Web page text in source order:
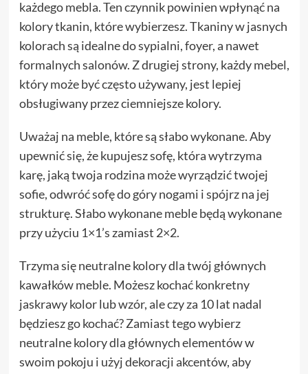
każdego mebla. Ten czynnik powinien wpłynąć na
kolory tkanin, które wybierzesz. Tkaniny w jasnych
kolorach są idealne do sypialni, foyer, a nawet
formalnych salonów. Z drugiej strony, każdy mebel,
który może być często używany, jest lepiej
obsługiwany przez ciemniejsze kolory.
Uważaj na meble, które są słabo wykonane. Aby
upewnić się, że kupujesz sofę, która wytrzyma
karę, jaką twoja rodzina może wyrządzić twojej
sofie, odwróć sofę do góry nogami i spójrz na jej
strukturę. Słabo wykonane meble będą wykonane
przy użyciu 1×1’s zamiast 2×2.
Trzyma się neutralne kolory dla twój głównych
kawałków meble. Możesz kochać konkretny
jaskrawy kolor lub wzór, ale czy za 10 lat nadal
będziesz go kochać? Zamiast tego wybierz
neutralne kolory dla głównych elementów w
swoim pokoju i użyj dekoracji akcentów, aby